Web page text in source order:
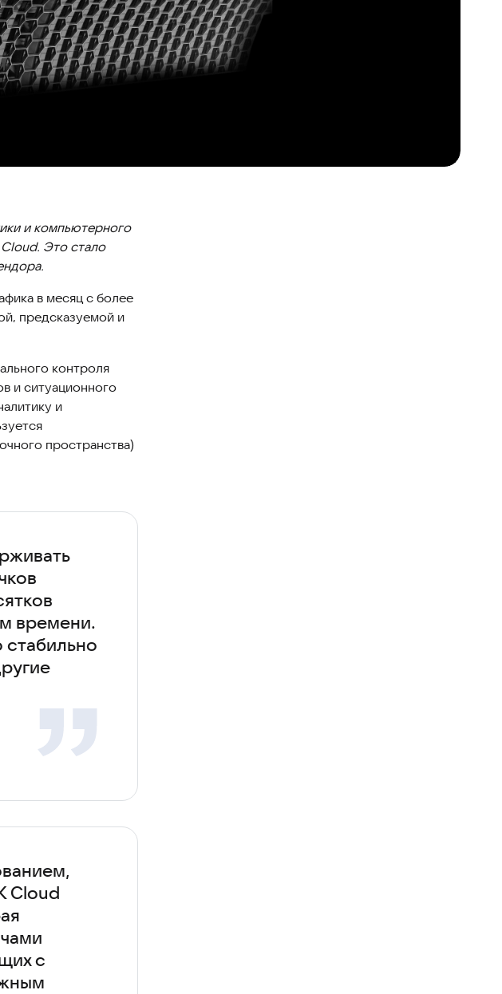
и компьютерного
Это стало
в месяц c более
предсказуемой и
контроля
и ситуационного
и
пространства)
времени.
стабильно
Cloud
с